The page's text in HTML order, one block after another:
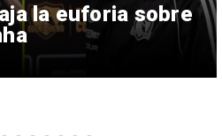
la euforia sobre